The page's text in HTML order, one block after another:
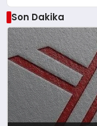
Son Dakika